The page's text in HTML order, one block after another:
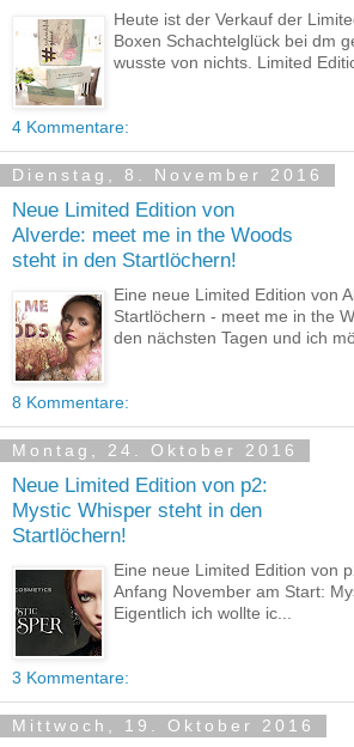
Heute ist der Verkauf der
Boxen Schachtelglück bei dm
wusste von nichts. Limited
4 Kommentare:
Dienstag, 8. November 2016
Neue Limited Edition von
Alverde: meet me in the Woods
steht in den Startlöchern!
Eine neue Limited Edition von
Startlöchern - meet me in the
den nächsten Tagen und ich
8 Kommentare:
Montag, 24. Oktober 2016
Neue Limited Edition von p2:
Mystic Whisper steht in den
Startlöchern!
Eine neue Limited Edition von
Anfang November am Start:
Eigentlich ich wollte ic...
3 Kommentare:
Mittwoch, 19. Oktober 2016